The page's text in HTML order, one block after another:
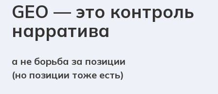
GEO — это контроль
нарратива
а не борьба за позиции
(но позиции тоже есть)